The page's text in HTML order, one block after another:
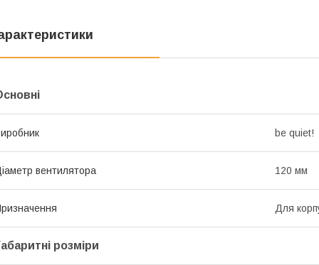
be quiet!
вентилятора 120 мм
Для
розміри